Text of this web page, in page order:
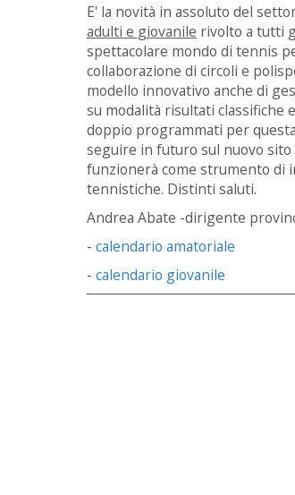
E' la novità in assoluto del
adulti e giovanile rivolto a tutti
spettacolare mondo di tennis
collaborazione di circoli e
modello innovativo anche di
su modalità risultati classifiche
doppio programmati per
seguire in futuro sul nuovo
funzionerà come strumento di
tennistiche. Distinti saluti.
Andrea Abate -dirigente
- calendario amatoriale
- calendario giovanile